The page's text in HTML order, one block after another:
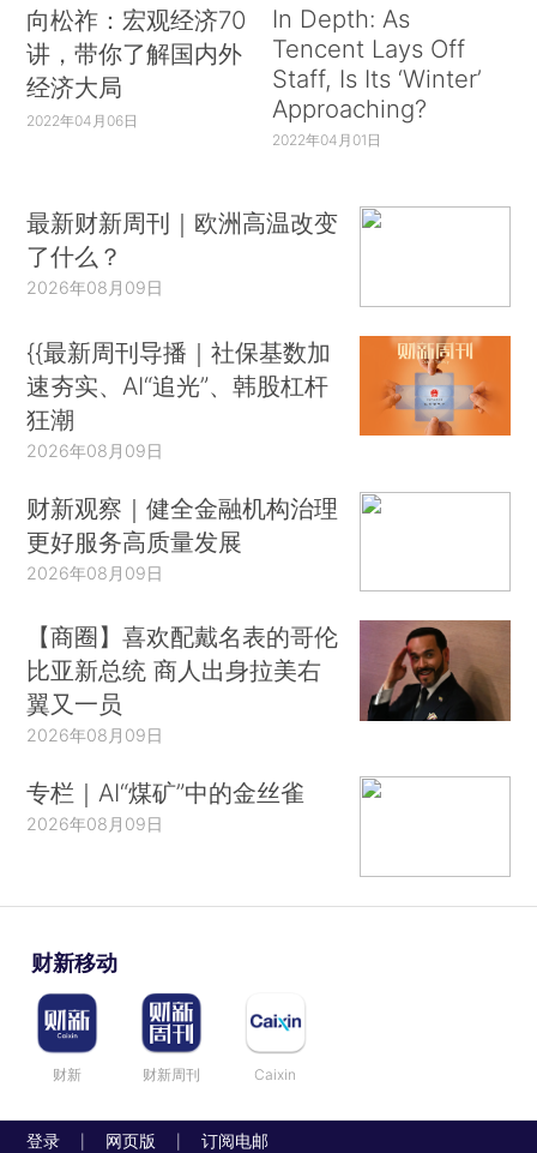
向松祚：宏观经济70
讲，带你了解国内外
经济大局
2022年04月06日
In Depth: As
Tencent Lays Off
Staff, Is Its ‘Winter’
Approaching?
2022年04月01日
最新财新周刊｜欧洲高温改变
了什么？
2026年08月09日
{{最新周刊导播｜社保基数加
速夯实、AI“追光”、韩股杠杆
狂潮
2026年08月09日
财新观察｜健全金融机构治理
更好服务高质量发展
2026年08月09日
【商圈】喜欢配戴名表的哥伦
比亚新总统 商人出身拉美右
翼又一员
2026年08月09日
专栏｜AI“煤矿”中的金丝雀
2026年08月09日
财新移动
财新 财新周刊 Caixin
登录 网页版 订阅电邮